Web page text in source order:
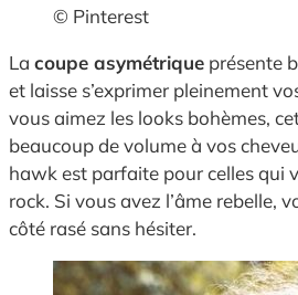
© Pinterest
La coupe asymétrique présente
et laisse s’exprimer pleinement
vous aimez les looks bohèmes,
beaucoup de volume à vos
hawk est parfaite pour celles qui
rock. Si vous avez l’âme rebelle,
côté rasé sans hésiter.